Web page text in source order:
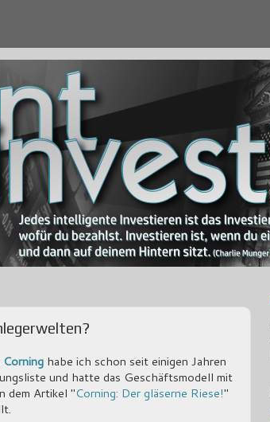
Corninghabe ich schon seit einigen Jahren
und hatte das Geschäftsmodell mit
dem Artikel "Corning: Der gläserne Riese!"